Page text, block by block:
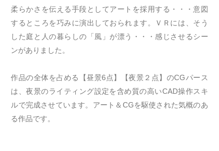
柔らかさを伝える手段としてアートを採用する・・・意図
するところを巧みに演出しておられます。ＶＲには、そう
した庭と人の暮らしの「風」が漂う・・・感じさせるシー
ンがありました。
作品の全体を占める【昼景6点】【夜景２点】のCGパース
は、夜景のライティング設定を含め質の高いCAD操作スキ
ルで完成させています。アート＆CGを駆使された気概のあ
る作品です。